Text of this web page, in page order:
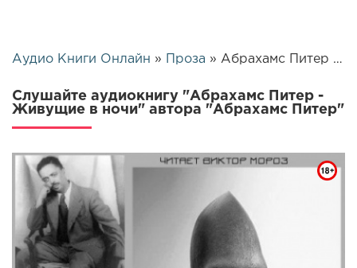
Аудио Книги Онлайн » Проза » Абрахамс Питер - Живущие в ночи | 25642
Слушайте аудиокнигу "Абрахамс Питер -
Живущие в ночи" автора "Абрахамс Питер"